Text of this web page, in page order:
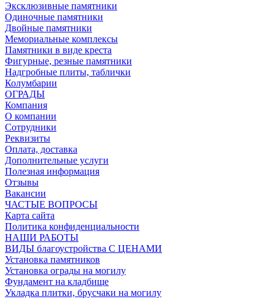
Эксклюзивные памятники
Одиночные памятники
Двойные памятники
Мемориальные комплексы
Памятники в виде креста
Фигурные, резные памятники
Надгробные плиты, таблички
Колумбарии
ОГРАДЫ
Компания
О компании
Сотрудники
Реквизиты
Оплата, доставка
Дополнительные услуги
Полезная информация
Отзывы
Вакансии
ЧАСТЫЕ ВОПРОСЫ
Карта сайта
Политика конфиденциальности
НАШИ РАБОТЫ
ВИДЫ благоустройства С ЦЕНАМИ
Установка памятников
Установка ограды на могилу
Фундамент на кладбище
Укладка плитки, брусчаки на могилу